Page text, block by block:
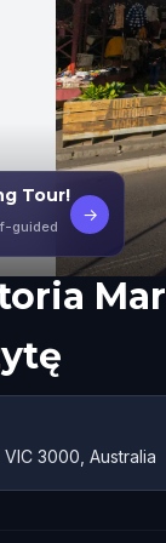
Tour!
guided
→
3000, Australia